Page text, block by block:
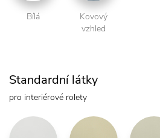
Bílá
Kovový
vzhled
Standardní látky
pro interiérové rolety